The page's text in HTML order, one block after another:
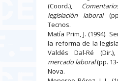
(Coord.),
legislación laboral
Tecnos.
Matía Prim, J. (1994).
la reforma de la
Valdés Dal-Ré (Dir.),
mercado laboral(pp.
Nova.